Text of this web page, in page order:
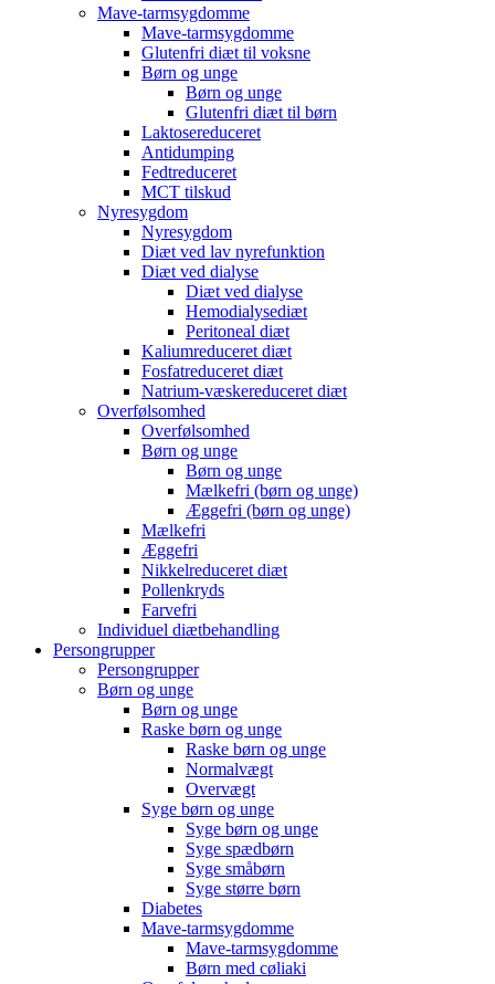
Mave-tarmsygdomme
Mave-tarmsygdomme
Glutenfri diæt til voksne
Børn og unge
Børn og unge
Glutenfri diæt til børn
Laktosereduceret
Antidumping
Fedtreduceret
MCT tilskud
Nyresygdom
Nyresygdom
Diæt ved lav nyrefunktion
Diæt ved dialyse
Diæt ved dialyse
Hemodialysediæt
Peritoneal diæt
Kaliumreduceret diæt
Fosfatreduceret diæt
Natrium-væskereduceret diæt
Overfølsomhed
Overfølsomhed
Børn og unge
Børn og unge
Mælkefri (børn og unge)
Æggefri (børn og unge)
Mælkefri
Æggefri
Nikkelreduceret diæt
Pollenkryds
Farvefri
Individuel diætbehandling
Persongrupper
Persongrupper
Børn og unge
Børn og unge
Raske børn og unge
Raske børn og unge
Normalvægt
Overvægt
Syge børn og unge
Syge børn og unge
Syge spædbørn
Syge småbørn
Syge større børn
Diabetes
Mave-tarmsygdomme
Mave-tarmsygdomme
Børn med cøliaki